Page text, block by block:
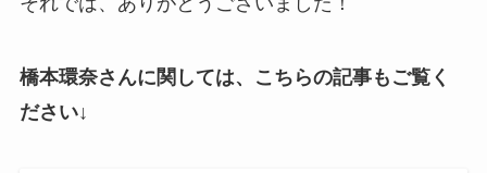
橋本環奈さんに関しては、こちらの記事もご覧く
ださい↓